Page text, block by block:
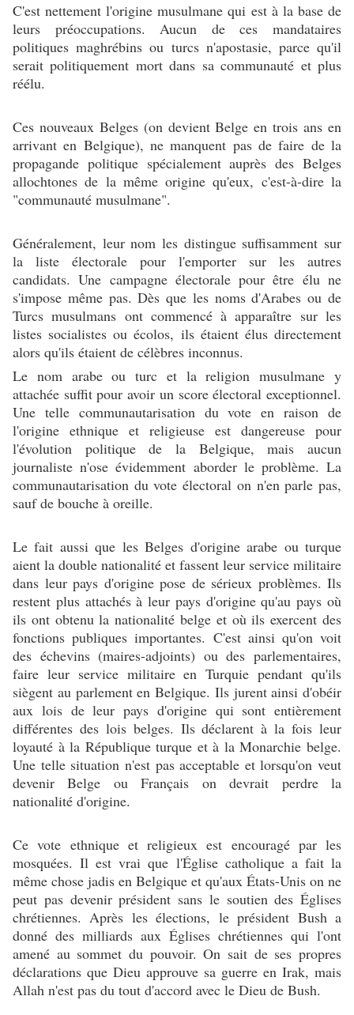
C'est nettement l'origine musulmane qui est à la base de
leurs préoccupations. Aucun de ces mandataires
politiques maghrébins ou turcs n'apostasie, parce qu'il
serait politiquement mort dans sa communauté et plus
réélu.
Ces nouveaux Belges (on devient Belge en trois ans en
arrivant en Belgique), ne manquent pas de faire de la
propagande politique spécialement auprès des Belges
allochtones de la même origine qu'eux, c'est-à-dire la
"communauté musulmane".
Généralement, leur nom les distingue suffisamment sur
la liste électorale pour l'emporter sur les autres
candidats. Une campagne électorale pour être élu ne
s'impose même pas. Dès que les noms d'Arabes ou de
Turcs musulmans ont commencé à apparaître sur les
listes socialistes ou écolos, ils étaient élus directement
alors qu'ils étaient de célèbres inconnus.
Le nom arabe ou turc et la religion musulmane y
attachée suffit pour avoir un score électoral exceptionnel.
Une telle communautarisation du vote en raison de
l'origine ethnique et religieuse est dangereuse pour
l'évolution politique de la Belgique, mais aucun
journaliste n'ose évidemment aborder le problème. La
communautarisation du vote électoral on n'en parle pas,
sauf de bouche à oreille.
Le fait aussi que les Belges d'origine arabe ou turque
aient la double nationalité et fassent leur service militaire
dans leur pays d'origine pose de sérieux problèmes. Ils
restent plus attachés à leur pays d'origine qu'au pays où
ils ont obtenu la nationalité belge et où ils exercent des
fonctions publiques importantes. C'est ainsi qu'on voit
des échevins (maires-adjoints) ou des parlementaires,
faire leur service militaire en Turquie pendant qu'ils
siègent au parlement en Belgique. Ils jurent ainsi d'obéir
aux lois de leur pays d'origine qui sont entièrement
différentes des lois belges. Ils déclarent à la fois leur
loyauté à la République turque et à la Monarchie belge.
Une telle situation n'est pas acceptable et lorsqu'on veut
devenir Belge ou Français on devrait perdre la
nationalité d'origine.
Ce vote ethnique et religieux est encouragé par les
mosquées. Il est vrai que l'Église catholique a fait la
même chose jadis en Belgique et qu'aux États-Unis on ne
peut pas devenir président sans le soutien des Églises
chrétiennes. Après les élections, le président Bush a
donné des milliards aux Églises chrétiennes qui l'ont
amené au sommet du pouvoir. On sait de ses propres
déclarations que Dieu approuve sa guerre en Irak, mais
Allah n'est pas du tout d'accord avec le Dieu de Bush.